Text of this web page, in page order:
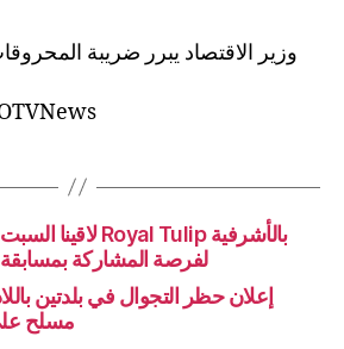
وزير الاقتصاد يبرر ضريبة
لفرصة المشاركة
إعلان حظر التجوال في بلدتين
مسلح